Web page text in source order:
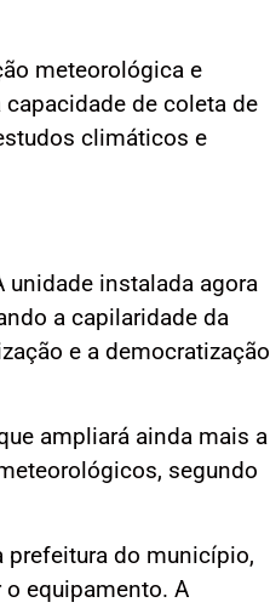
meteorológica e
de coleta de
climáticos e
instalada agora
a capilaridade da
e a democratização
ampliará ainda mais a
segundo
prefeitura do município,
equipamento. A